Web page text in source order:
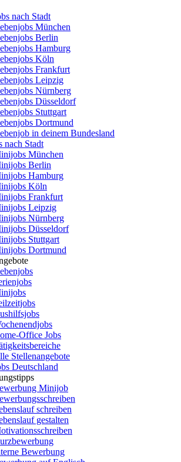
nach Stadt
München
Berlin
Hamburg
Köln
Frankfurt
Leipzig
Nürnberg
Düsseldorf
Stuttgart
Dortmund
in deinem Bundesland
nach Stadt
München
Berlin
Hamburg
Köln
Frankfurt
Leipzig
Nürnberg
Düsseldorf
Stuttgart
Dortmund
Office Jobs
Stellenangebote
Deutschland
Minijob
schreiben
gestalten
Bewerbung